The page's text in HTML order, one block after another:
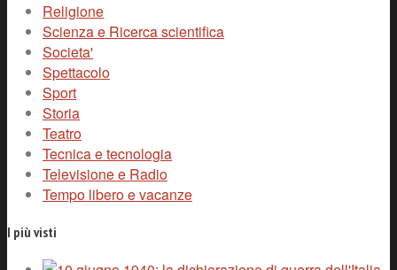
Religione
Scienza e Ricerca scientifica
Societa'
Spettacolo
Sport
Storia
Teatro
Tecnica e tecnologia
Televisione e Radio
Tempo libero e vacanze
I più visti